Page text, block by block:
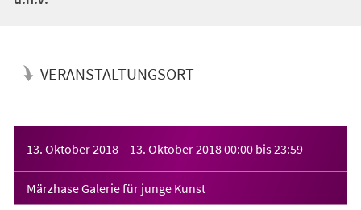
VERANSTALTUNGSORT
13. Oktober 2018– 13. Oktober 201800:00 bis23:59
Märzhase Galerie für junge Kunst